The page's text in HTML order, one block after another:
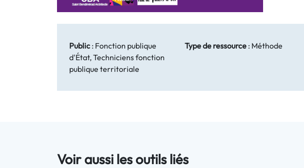
Public : Fonction publique
d'État, Techniciens fonction
publique territoriale
Type de ressource: Méthode
Voir aussi les outils liés